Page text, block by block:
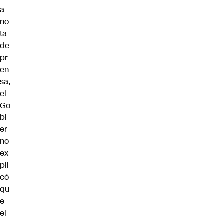
a
no
ta
de
pr
en
sa,
el
Go
bi
er
no
ex
pli
có
qu
e
el